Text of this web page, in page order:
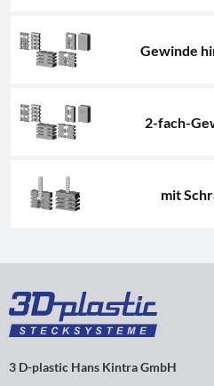
Gewinde
2-fach-
mit
3 D-plastic Hans Kintra GmbH